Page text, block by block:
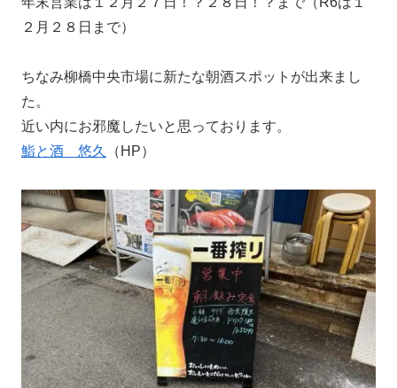
２月２８日まで）
ちなみ柳橋中央市場に新たな朝酒スポットが出来まし
た。
近い内にお邪魔したいと思っております。
鮨と酒 悠久
（HP）